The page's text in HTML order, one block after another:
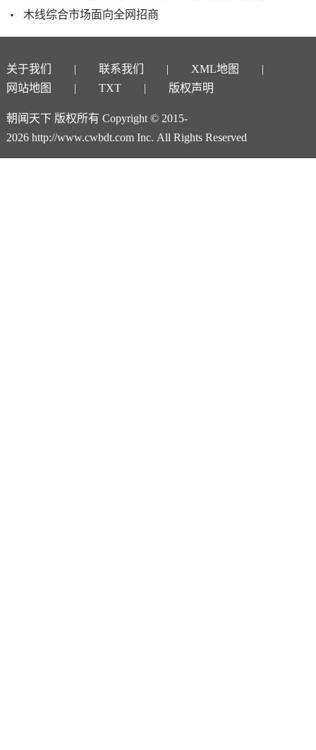
木线综合市场面向全网招商
关于我们 联系我们
XML地图
网站地图
TXT 版权声明
朝闻天下 版权所有 Copyright © 2015-
2026 http://www.cwbdt.com Inc. All Rights Reserved